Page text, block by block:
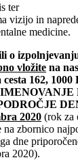
ter
vizijo in
medicine.
o
vložite na
162,
2020 (rok za
na zbornico
dne
2020).